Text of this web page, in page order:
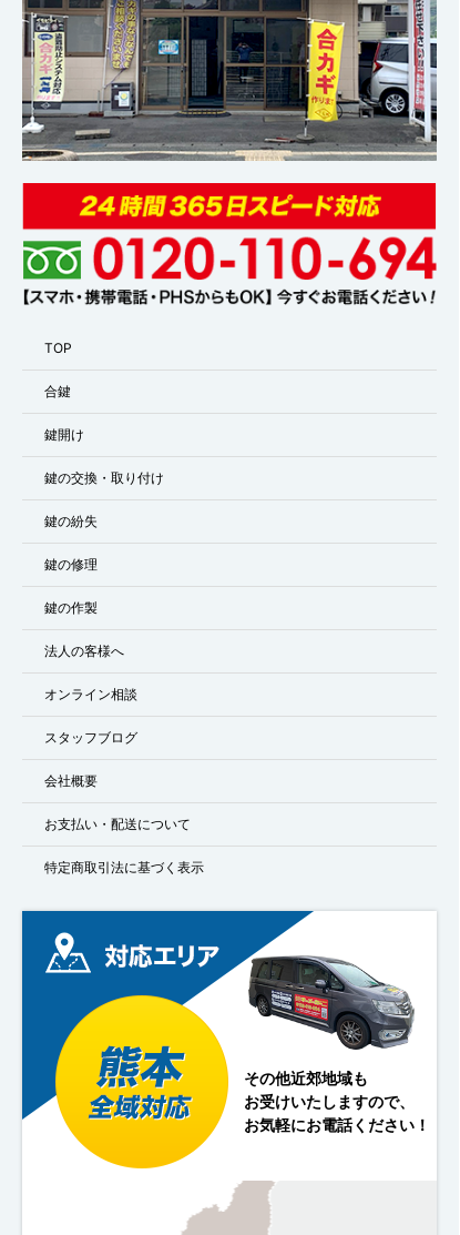
TOP
合鍵
鍵開け
鍵の交換・取り付け
鍵の紛失
鍵の修理
鍵の作製
法人の客様へ
オンライン相談
スタッフブログ
会社概要
お支払い・配送について
特定商取引法に基づく表示
その他近郊地域も
お受けいたしますので、
お気軽にお電話ください！